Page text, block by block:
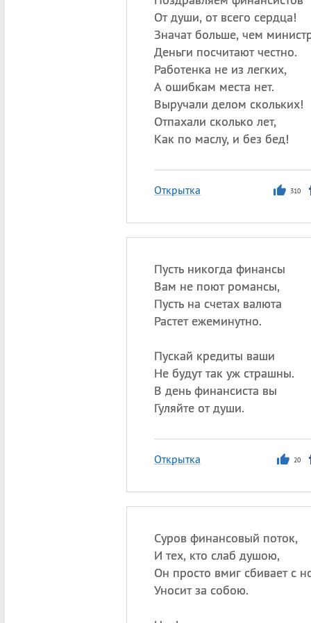
От души, от всего сердца!
Значат больше, чем
Деньги посчитают честно.
Работенка не из легких,
А ошибкам места нет.
Выручали делом скольких!
Отпахали сколько лет,
Как по маслу, и без бед!
Открытка 310
Пусть никогда финансы
Вам не поют романсы,
Пусть на счетах валюта
Растет ежеминутно.
Пускай кредиты ваши
Не будут так уж страшны.
В день финансиста вы
Гуляйте от души.
Открытка 20
Суров финансовый поток,
И тех, кто слаб душою,
Он просто вмиг сбивает с
Уносит за собою.